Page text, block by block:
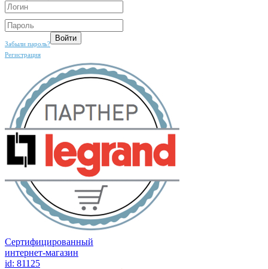
Забыли пароль?
Регистрация
Сертифицированный
интернет-магазин
id: 81125